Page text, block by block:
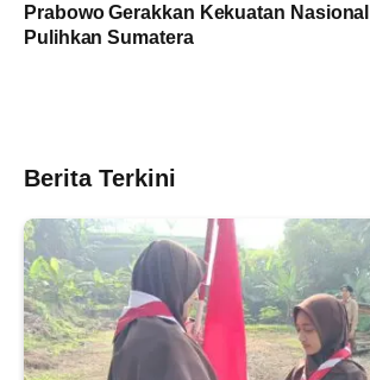
Prabowo Gerakkan Kekuatan
Pulihkan Sumatera
Berita Terkini